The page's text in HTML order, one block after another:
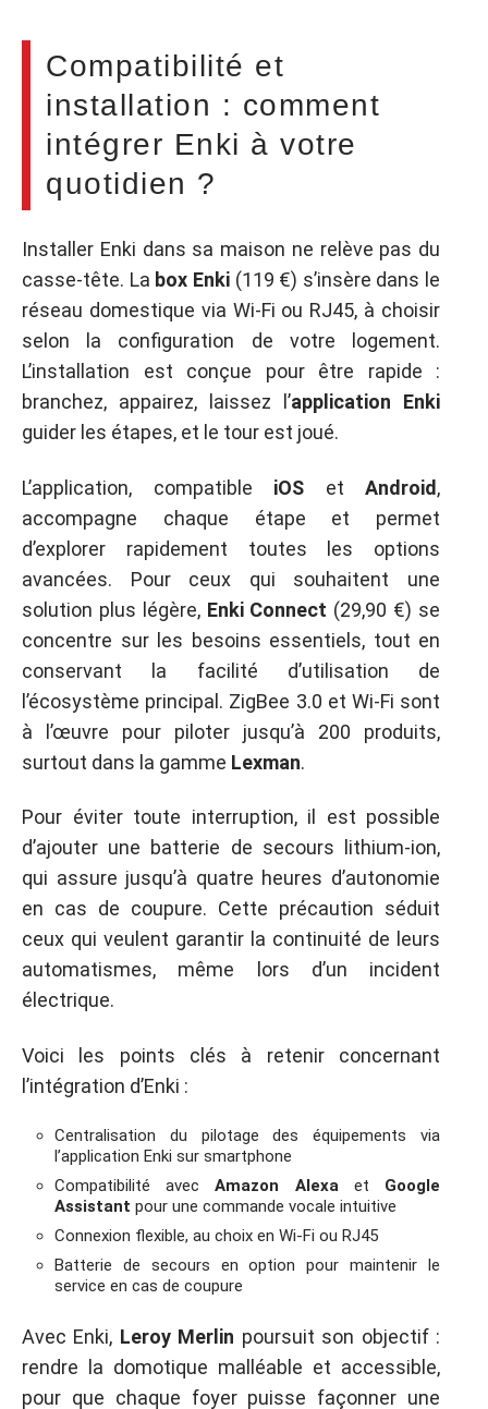
Compatibilité et
installation : comment
intégrer Enki à votre
quotidien ?
Installer Enki dans sa maison ne relève pas du
casse-tête. La box Enki(119 €) s’insère dans le
réseau domestique via Wi-Fi ou RJ45, à choisir
selon la configuration de votre logement.
L’installation est conçue pour être rapide :
branchez, appairez, laissez l’application Enki
guider les étapes, et le tour est joué.
L’application, compatible iOS et Android,
accompagne chaque étape et permet
d’explorer rapidement toutes les options
avancées. Pour ceux qui souhaitent une
solution plus légère, Enki Connect (29,90 €) se
concentre sur les besoins essentiels, tout en
conservant la facilité d’utilisation de
l’écosystème principal. ZigBee 3.0 et Wi-Fi sont
à l’œuvre pour piloter jusqu’à 200 produits,
surtout dans la gamme Lexman.
Pour éviter toute interruption, il est possible
d’ajouter une batterie de secours lithium-ion,
qui assure jusqu’à quatre heures d’autonomie
en cas de coupure. Cette précaution séduit
ceux qui veulent garantir la continuité de leurs
automatismes, même lors d’un incident
électrique.
Voici les points clés à retenir concernant
l’intégration d’Enki :
Centralisation du pilotage des équipements via
l’application Enki sur smartphone
Compatibilité avecAmazon Alexaet Google
Assistant pour une commande vocale intuitive
Connexion flexible, au choix en Wi-Fi ou RJ45
Batterie de secours en option pour maintenir le
service en cas de coupure
Avec Enki, Leroy Merlin poursuit son objectif :
rendre la domotique malléable et accessible,
pour que chaque foyer puisse façonner une